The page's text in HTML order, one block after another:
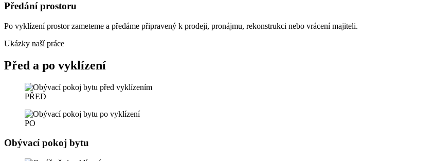
Předání prostoru
Po vyklízení prostor zameteme a předáme připravený k prodeji, pronájmu, rekonstrukci nebo vrácení majiteli.
Ukázky naší práce
Před a po vyklízení
PŘED
PO
Obývací pokoj bytu